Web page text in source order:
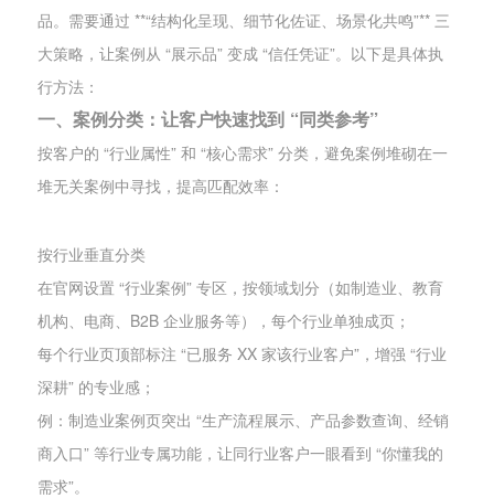
品。需要通过 **“结构化呈现、细节化佐证、场景化共鸣”** 三
大策略，让案例从 “展示品” 变成 “信任凭证”。以下是具体执
行方法：
一、案例分类：让客户快速找到 “同类参考”
按客户的 “行业属性” 和 “核心需求” 分类，避免案例堆砌在一
堆无关案例中寻找，提高匹配效率：
按行业垂直分类
在官网设置 “行业案例” 专区，按领域划分（如制造业、教育
机构、电商、B2B 企业服务等），每个行业单独成页；
每个行业页顶部标注 “已服务 XX 家该行业客户”，增强 “行业
深耕” 的专业感；
例：制造业案例页突出 “生产流程展示、产品参数查询、经销
商入口” 等行业专属功能，让同行业客户一眼看到 “你懂我的
需求”。